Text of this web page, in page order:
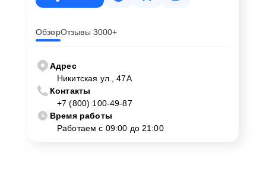
ОбзорОтзывы 3000+
Адрес
Никитская ул., 47А
Контакты
+7 (800) 100-49-87
Время работы
Работаем с 09:00 до 21:00